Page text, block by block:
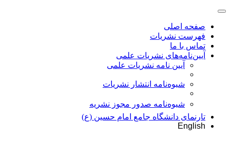
صفحه اصلی
فهرست نشریات
تماس با ما
آیین‌نامه‌های نشریات علمی
آیین نامه نشریات علمی
شیوه‌نامه انتشار نشریات
شیوهنامه صدور مجوز نشریه
تارنمای دانشگاه جامع امام حسین (ع)
English